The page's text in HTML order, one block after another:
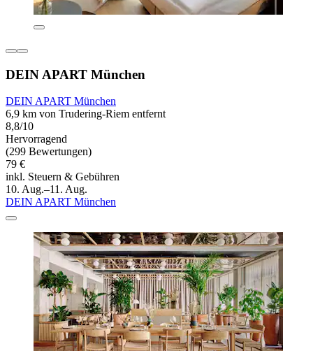
DEIN APART München
DEIN APART München
6,9 km von Trudering-Riem entfernt
8,8/10
Hervorragend
(299 Bewertungen)
79 €
inkl. Steuern & Gebühren
10. Aug.–11. Aug.
DEIN APART München